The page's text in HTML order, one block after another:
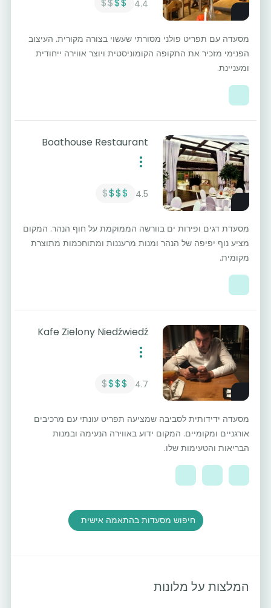
4.4
$$
$$
מסעדה עם תפריט פולני מסורתי שעשוי בצורה מקורית. העיצוב
הפנימי מזכיר את התקופה הקומוניסטית ויוצר אווירה ייחודית
ומעניינת.
Boathouse Restaurant
4.5
$$$
$
מסעדת דגים ופירות ים בוורשה הממוקמת על חוף הנהר. המקום
מציע נוף יפיפה של הנהר ומנות מרעננות ומתוחכמות מתוצרת
מקומית.
Kafe Zielony Niedźwiedź
4.7
$$$
$
מסעדה ידידותית לסביבה שמציעה תפריט עונתי עם מרכיבים
אורגניים ומקומיים. המקום ידוע באווירה הנעימה ובמנות
הבריאות והטעימות שלו.
חיפוש מסעדות בהתאמה אישית
המלצות על מלונות